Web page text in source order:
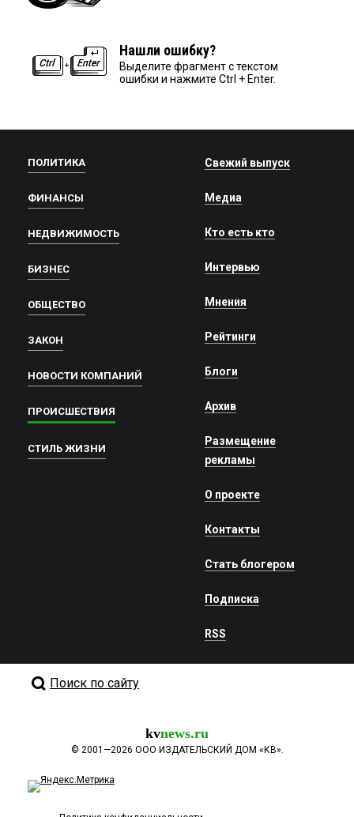
Нашли ошибку?
Выделите фрагмент с текстом
ошибки и нажмите Ctrl + Enter.
ПОЛИТИКА
ФИНАНСЫ
НЕДВИЖИМОСТЬ
БИЗНЕС
ОБЩЕСТВО
ЗАКОН
НОВОСТИ КОМПАНИЙ
ПРОИСШЕСТВИЯ
СТИЛЬ ЖИЗНИ
Свежий выпуск
Медиа
Кто есть кто
Интервью
Мнения
Рейтинги
Блоги
Архив
Размещение
рекламы
О проекте
Контакты
Стать блогером
Подписка
RSS
Поиск по сайту
kvnews.ru
© 2001—2026 ООО ИЗДАТЕЛЬСКИЙ ДОМ «КВ».